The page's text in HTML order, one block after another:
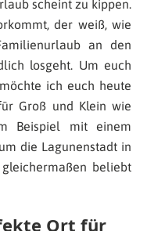
scheint zu kippen.
der weiß, wie
an den
losgeht. Um euch
ich euch heute
Groß und Klein wie
Beispiel mit einem
die Lagunenstadt in
beliebt
Ort für